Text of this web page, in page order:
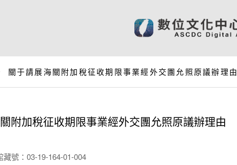
關于請展海關附加稅征收期限事業經外交團允照原議辦理由
附加稅征收期限事業經外交團允照原議辦理由
藏號：03-19-164-01-004